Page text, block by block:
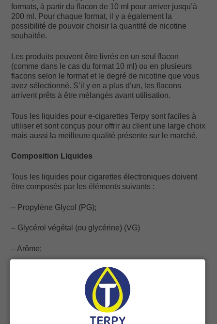
formats, à partir du flacon de 10 ml pour arriver jusqu’à
200 ml. Pour chaque format, il y a également la
possibilité de pouvoir choisir la quantité de nicotine
souhaitée.
Les produits peuvent être livrés en un seul flacon
(comme dans le cas du format 10 ml) ou en plusieurs
flacons selon le format et le degré de nicotine que vous
avez sélectionné. S’il y en a plus d’un, les flacons
arrivent prêts à être mélangés avant utilisation.
Tous les liquides pour e-cigarettes Terpy sont faciles à
utiliser et sont conçus pour offrir au client une large choix
mais aussi la meilleure qualité présente sur le marché.
Composition Liquides
Tous les liquides pour cigarettes électroniques doivent
être composés par les éléments suivants :
– Propylène Glycol (PG);
– Glycérol végétal (ou glycérine) (VG)
– Arôme;
Comme l’on peut remarquer sur les produits, les
éléments mentionnés ci-dessus peuvent être présents